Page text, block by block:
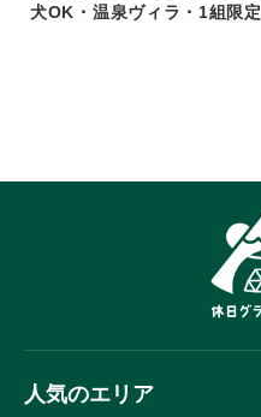
犬OK・温泉ヴィラ・1組限定
人気のエリア